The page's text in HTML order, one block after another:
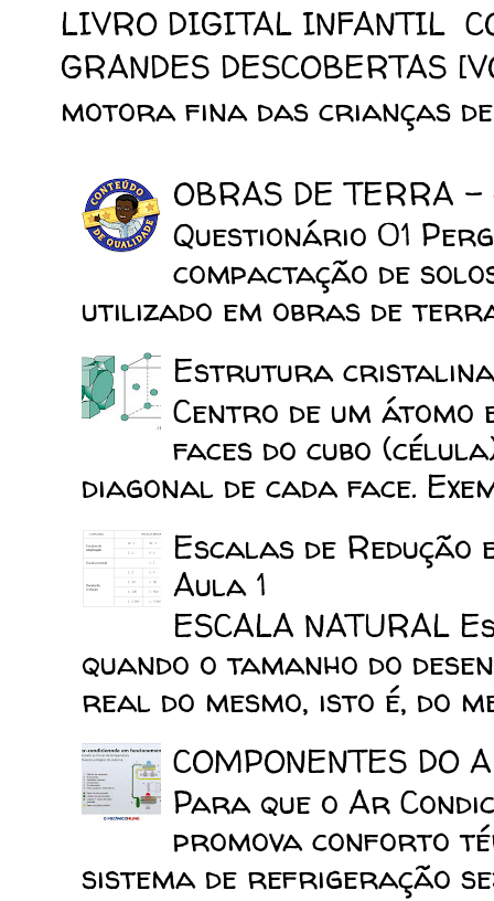
LIVRO DIGITAL INFANTIL
GRANDES DESCOBERTAS
motora fina das crianças
OBRAS DE TERRA -
Questionário 01
compactação de
utilizado em obras de
Estrutura cristalina
Centro de um átomo
faces do cubo
diagonal de cada face.
Escalas de
Aula 1
ESCALA
quando o tamanho do
real do mesmo, isto é, do
COMPONENTES DO
Para que o Ar
promova conforto
sistema de refrigeração